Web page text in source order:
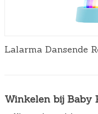
Lalarma Dansende
Winkelen bij Baby